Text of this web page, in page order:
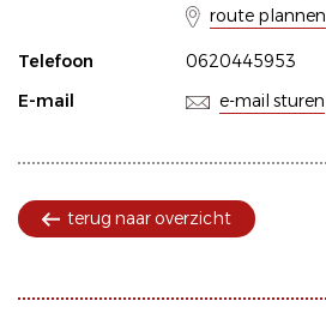
route plannen
Telefoon
0620445953
E-mail
e-mail sturen
terug naar overzicht